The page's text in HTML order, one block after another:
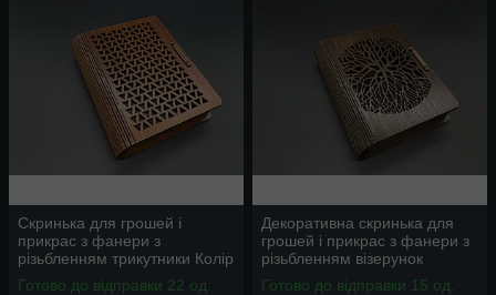
Скринька для грошей і
прикрас з фанери з
різьбленням трикутники Колір
Яблуня 14х11.5х3.5см
Готово до відправки 22 од.
Декоративна скринька для
грошей і прикрас з фанери з
різьбленням візерунок
14х11.5х3.5см
Готово до відправки 15 од.